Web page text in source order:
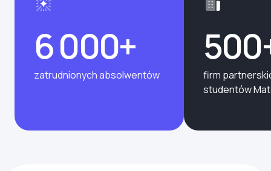
6 000+
zatrudnionych absolwentów
firm
studentów